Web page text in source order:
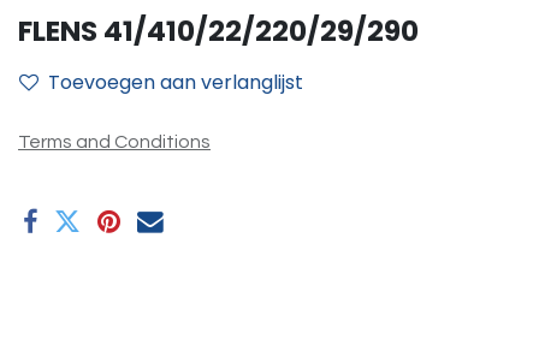
FLENS 41/410/22/220/29/290
Toevoegen aan verlanglijst
Terms and Conditions